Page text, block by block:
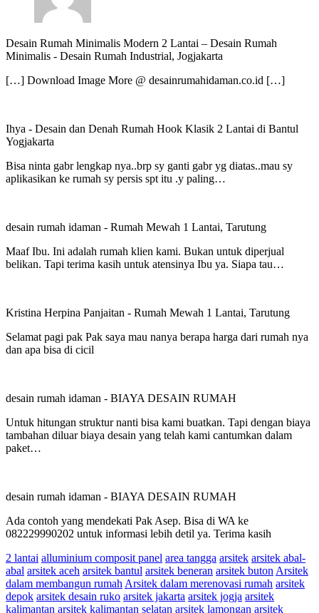
Desain Rumah Minimalis Modern 2 Lantai – Desain Rumah
Minimalis - Desain Rumah Industrial, Jogjakarta
[…] Download Image More @ desainrumahidaman.co.id […]
Ihya - Desain dan Denah Rumah Hook Klasik 2 Lantai di Bantul
Yogjakarta
Bisa ninta gabr lengkap nya..brp sy ganti gabr yg diatas..mau sy
aplikasikan ke rumah sy persis spt itu .y paling…
desain rumah idaman - Rumah Mewah 1 Lantai, Tarutung
Maaf Ibu. Ini adalah rumah klien kami. Bukan untuk diperjual
belikan. Tapi terima kasih untuk atensinya Ibu ya. Siapa tau…
Kristina Herpina Panjaitan - Rumah Mewah 1 Lantai, Tarutung
Selamat pagi pak Pak saya mau nanya berapa harga dari rumah nya
dan apa bisa di cicil
desain rumah idaman - BIAYA DESAIN RUMAH
Untuk hitungan struktur nanti bisa kami buatkan. Tapi dengan biaya
tambahan diluar biaya desain yang telah kami cantumkan dalam
paket…
desain rumah idaman - BIAYA DESAIN RUMAH
Ada contoh yang mendekati Pak Asep. Bisa di WA ke
082229990202 untuk informasi lebih detil ya. Terima kasih
2 lantai alluminium composit panel area tangga arsitek arsitek abal-
abal arsitek aceh arsitek bantul arsitek beneran arsitek buton Arsitek
dalam membangun rumah Arsitek dalam merenovasi rumah arsitek
depok arsitek desain ruko arsitek jakarta arsitek jogja arsitek
kalimantan arsitek kalimantan selatan arsitek lamongan arsitek